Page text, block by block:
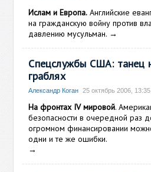
Ислам и Европа. Английские
на гражданскую войну против
давлению мусульман. →
Спецслужбы США: танец
граблях
Александр Коган 25 октябрь 2006, 13:35
На фронтах IV мировой.
безопасности в очередной раз
огромном финансировании
одни и те же ошибки.
→